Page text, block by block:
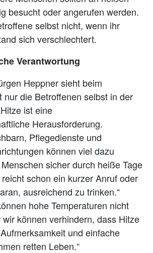
besucht oder angerufen werden.
selbst nicht, wenn ihr
sich verschlechtert.
Verantwortung
Heppner sieht beim
nur die Betroffenen selbst in der
ist eine
Herausforderung.
Pflegedienste und
können viel dazu
sicher durch heiße Tage
schon ein kurzer Anruf oder
ausreichend zu trinken.“
hohe Temperaturen nicht
können verhindern, dass Hitze
und einfache
retten Leben.“